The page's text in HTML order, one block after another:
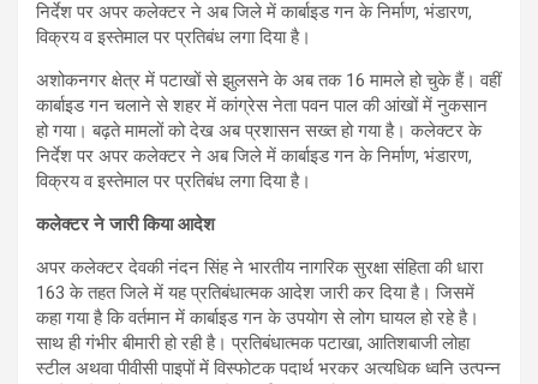
निर्देश पर अपर कलेक्टर ने अब जिले में कार्बाइड गन के निर्माण, भंडारण,
विक्रय व इस्तेमाल पर प्रतिबंध लगा दिया है।
अशोकनगर क्षेत्र में पटाखों से झुलसने के अब तक 16 मामले हो चुके हैं। वहीं
कार्बाइड गन चलाने से शहर में कांग्रेस नेता पवन पाल की आंखों में नुकसान
हो गया। बढ़ते मामलों को देख अब प्रशासन सख्त हो गया है। कलेक्टर के
निर्देश पर अपर कलेक्टर ने अब जिले में कार्बाइड गन के निर्माण, भंडारण,
विक्रय व इस्तेमाल पर प्रतिबंध लगा दिया है।
कलेक्टर ने जारी किया आदेश
अपर कलेक्टर देवकी नंदन सिंह ने भारतीय नागरिक सुरक्षा संहिता की धारा
163 के तहत जिले में यह प्रतिबंधात्मक आदेश जारी कर दिया है। जिसमें
कहा गया है कि वर्तमान में कार्बाइड गन के उपयोग से लोग घायल हो रहे है।
साथ ही गंभीर बीमारी हो रही है। प्रतिबंधात्मक पटाखा, आतिशबाजी लोहा
स्टील अथवा पीवीसी पाइपों में विस्फोटक पदार्थ भरकर अत्यधिक ध्वनि उत्पन्न